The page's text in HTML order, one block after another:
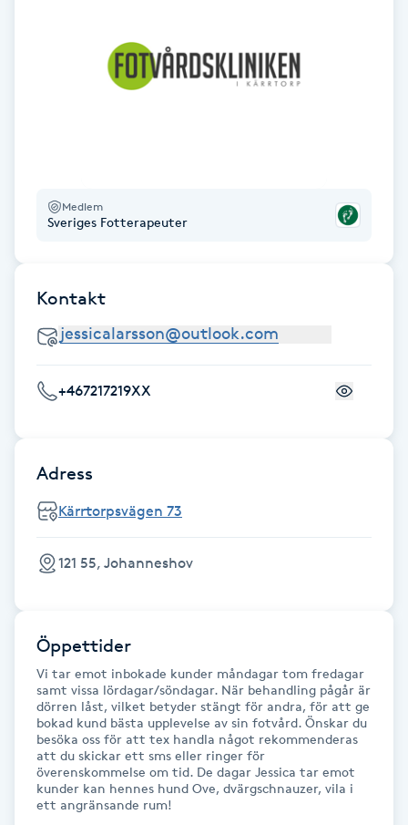
Fransfärgning
Fransförlängning Megavolym
Fransrengöring
Friskvård
Frisör
Funktionsanalys
Färgning
Medlem
Sveriges Fotterapeuter
Kontakt
+467217219XX
Adress
Kärrtorpsvägen 73
121 55, Johanneshov
Öppettider
Vi tar emot inbokade kunder måndagar tom fredagar
samt vissa lördagar/söndagar. När behandling pågår är
dörren låst, vilket betyder stängt för andra, för att ge
bokad kund bästa upplevelse av sin fotvård. Önskar du
besöka oss för att tex handla något rekommenderas
att du skickar ett sms eller ringer för
överenskommelse om tid. De dagar Jessica tar emot
kunder kan hennes hund Ove, dvärgschnauzer, vila i
ett angränsande rum!